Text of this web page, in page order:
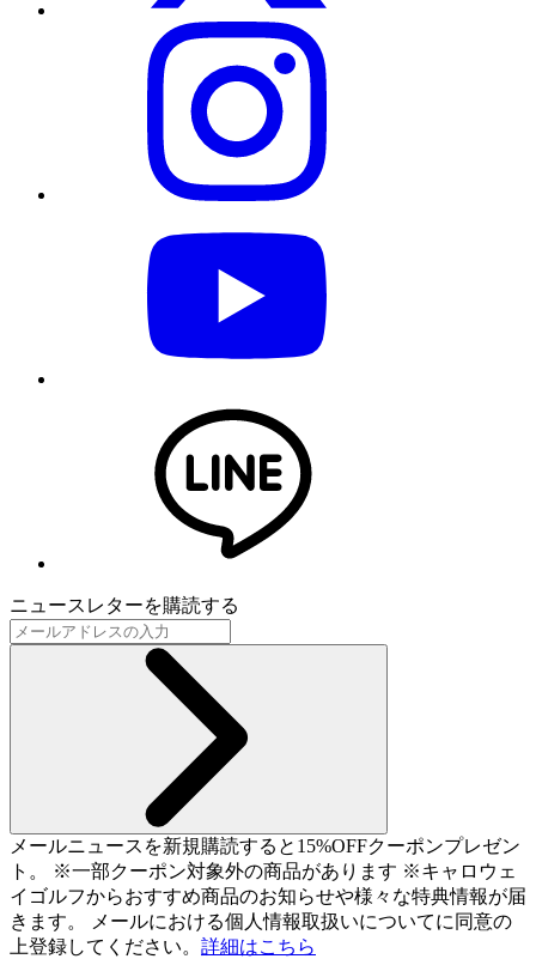
ニュースレターを購読する
メールニュースを新規購読すると15%OFFクーポンプレゼン
ト。 ※一部クーポン対象外の商品があります ※キャロウェ
イゴルフからおすすめ商品のお知らせや様々な特典情報が届
きます。 メールにおける個人情報取扱いについてに同意の
上登録してください。 詳細はこちら